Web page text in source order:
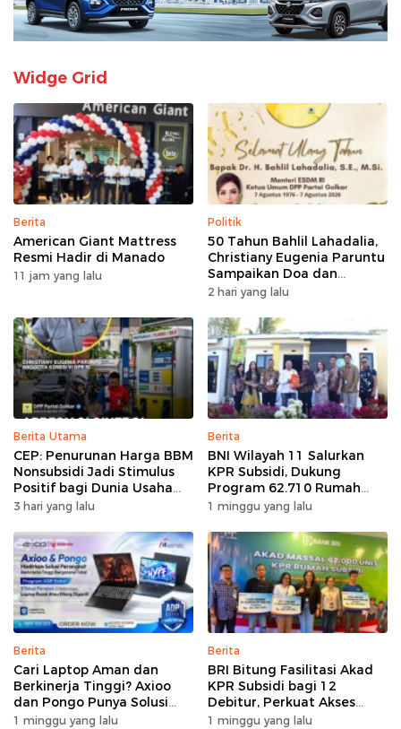
Widge Grid
Berita
American Giant Mattress
Resmi Hadir di Manado
11 jam yang lalu
Politik
50 Tahun Bahlil Lahadalia,
Christiany Eugenia Paruntu
Sampaikan Doa dan
Harapan
2 hari yang lalu
Berita Utama
CEP: Penurunan Harga BBM
Nonsubsidi Jadi Stimulus
Positif bagi Dunia Usaha
dan Pertumbuhan Ekonomi
3 hari yang lalu
Berita
BNI Wilayah 11 Salurkan
KPR Subsidi, Dukung
Program 62.710 Rumah
Bersubsidi
1 minggu yang lalu
Berita
Cari Laptop Aman dan
Berkinerja Tinggi? Axioo
dan Pongo Punya Solusi
dengan Garansi Ekstra
1 minggu yang lalu
Berita
BRI Bitung Fasilitasi Akad
KPR Subsidi bagi 12
Debitur, Perkuat Akses
Hunian Masyarakat
1 minggu yang lalu